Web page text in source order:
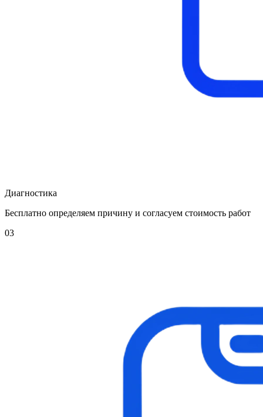
Диагностика
Бесплатно определяем причину и согласуем стоимость работ
03